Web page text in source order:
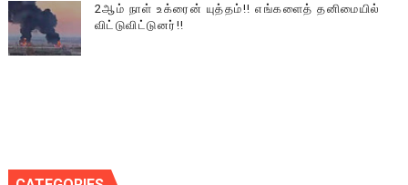
2ஆம் நாள் உக்ரைன் யுத்தம்!! எங்களைத் தனிமையில்
விட்டுவிட்டுனர்!!